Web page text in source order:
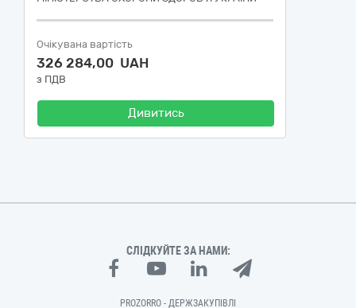
Очікувана вартість
326 284,00 UAH
з ПДВ
Дивитись
СЛІДКУЙТЕ ЗА НАМИ:
PROZORRO - ДЕРЖЗАКУПІВЛІ